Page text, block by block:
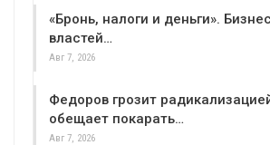
«Бронь, налоги и деньги».
властей…
Авг 7, 2026
Федоров грозит
обещает покарать…
Авг 7, 2026